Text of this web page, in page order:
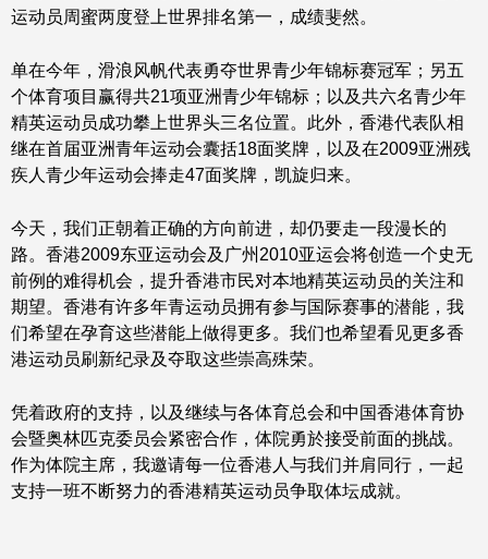
运动员周蜜两度登上世界排名第一，成绩斐然。
单在今年，滑浪风帆代表勇夺世界青少年锦标赛冠军；另五
个体育项目赢得共21项亚洲青少年锦标；以及共六名青少年
精英运动员成功攀上世界头三名位置。此外，香港代表队相
继在首届亚洲青年运动会囊括18面奖牌，以及在2009亚洲残
疾人青少年运动会捧走47面奖牌，凯旋归来。
今天，我们正朝着正确的方向前进，却仍要走一段漫长的
路。香港2009东亚运动会及广州2010亚运会将创造一个史无
前例的难得机会，提升香港市民对本地精英运动员的关注和
期望。香港有许多年青运动员拥有参与国际赛事的潜能，我
们希望在孕育这些潜能上做得更多。我们也希望看见更多香
港运动员刷新纪录及夺取这些崇高殊荣。
凭着政府的支持，以及继续与各体育总会和中国香港体育协
会暨奥林匹克委员会紧密合作，体院勇於接受前面的挑战。
作为体院主席，我邀请每一位香港人与我们并肩同行，一起
支持一班不断努力的香港精英运动员争取体坛成就。